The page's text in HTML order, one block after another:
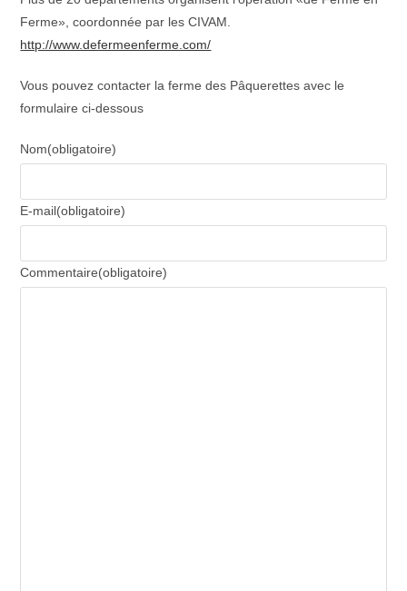
Ferme», coordonnée par les CIVAM.
http://www.defermeenferme.com/
Vous pouvez contacter la ferme des Pâquerettes avec le
formulaire ci-dessous
Nom(obligatoire)
E-mail(obligatoire)
Commentaire(obligatoire)